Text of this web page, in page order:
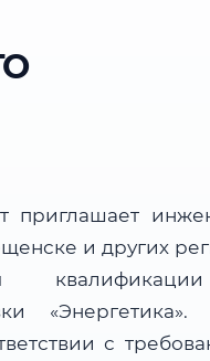
приглашает
и других
с